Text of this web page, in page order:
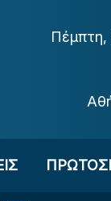
Πέμπτη,